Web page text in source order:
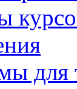
для